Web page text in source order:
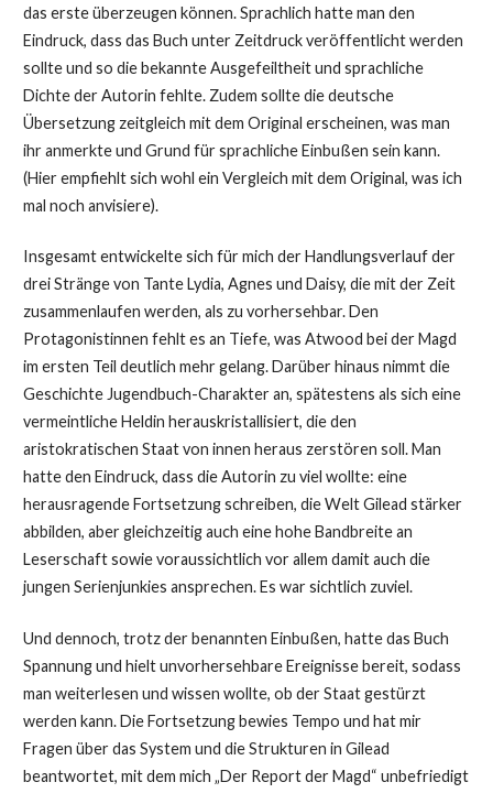
das erste überzeugen können. Sprachlich hatte man den
Eindruck, dass das Buch unter Zeitdruck veröffentlicht werden
sollte und so die bekannte Ausgefeiltheit und sprachliche
Dichte der Autorin fehlte. Zudem sollte die deutsche
Übersetzung zeitgleich mit dem Original erscheinen, was man
ihr anmerkte und Grund für sprachliche Einbußen sein kann.
(Hier empfiehlt sich wohl ein Vergleich mit dem Original, was ich
mal noch anvisiere).
Insgesamt entwickelte sich für mich der Handlungsverlauf der
drei Stränge von Tante Lydia, Agnes und Daisy, die mit der Zeit
zusammenlaufen werden, als zu vorhersehbar. Den
Protagonistinnen fehlt es an Tiefe, was Atwood bei der Magd
im ersten Teil deutlich mehr gelang. Darüber hinaus nimmt die
Geschichte Jugendbuch-Charakter an, spätestens als sich eine
vermeintliche Heldin herauskristallisiert, die den
aristokratischen Staat von innen heraus zerstören soll. Man
hatte den Eindruck, dass die Autorin zu viel wollte: eine
herausragende Fortsetzung schreiben, die Welt Gilead stärker
abbilden, aber gleichzeitig auch eine hohe Bandbreite an
Leserschaft sowie voraussichtlich vor allem damit auch die
jungen Serienjunkies ansprechen. Es war sichtlich zuviel.
Und dennoch, trotz der benannten Einbußen, hatte das Buch
Spannung und hielt unvorhersehbare Ereignisse bereit, sodass
man weiterlesen und wissen wollte, ob der Staat gestürzt
werden kann. Die Fortsetzung bewies Tempo und hat mir
Fragen über das System und die Strukturen in Gilead
beantwortet, mit dem mich „Der Report der Magd“ unbefriedigt